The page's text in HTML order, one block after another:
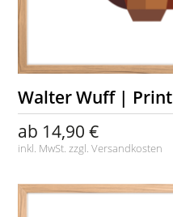
Walter Wuff | Print
ab 14,90 €
inkl. MwSt. zzgl.Versandkosten